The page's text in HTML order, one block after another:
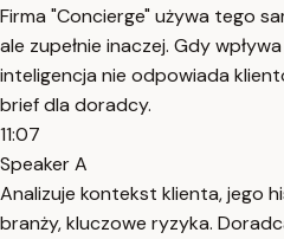
Firma "Concierge" używa tego
ale zupełnie inaczej. Gdy
inteligencja nie odpowiada
brief dla doradcy.
11:07
Speaker A
Analizuje kontekst klienta, jego
branży, kluczowe ryzyka.